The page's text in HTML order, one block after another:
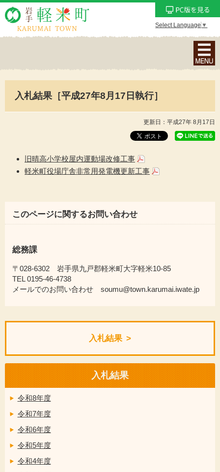
Select Language ▼
ナ
ビ
ン
メ
入札結果［平成27年8月17日執行］
更新日：平成27年 8月17日
旧晴高小学校屋内運動場改修工事
軽米町役場庁舎非常用発電機更新工事
このページに関するお問い合わせ
総務課
〒028-6302 岩手県九戸郡軽米町大字軽米10-85
TEL 0195-46-4738
メールでのお問い合わせ soumu@town.karumai.iwate.jp
入札結果
入札結果
令和8年度
令和7年度
令和6年度
令和5年度
令和4年度